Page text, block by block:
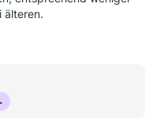
älteren.